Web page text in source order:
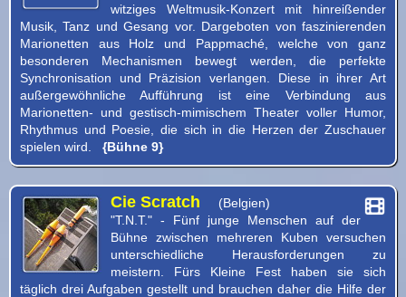
witziges Weltmusik-Konzert mit hinreißender
Musik, Tanz und Gesang vor. Dargeboten von faszinierenden
Marionetten aus Holz und Pappmaché, welche von ganz
besonderen Mechanismen bewegt werden, die perfekte
Synchronisation und Präzision verlangen. Diese in ihrer Art
außergewöhnliche Aufführung ist eine Verbindung aus
Marionetten- und gestisch-mimischem Theater voller Humor,
Rhythmus und Poesie, die sich in die Herzen der Zuschauer
spielen wird. {Bühne 9}
Cie Scratch
(Belgien)
"T.N.T." - Fünf junge Menschen auf der
Bühne zwischen mehreren Kuben versuchen
unterschiedliche Herausforderungen zu
meistern. Fürs Kleine Fest haben sie sich
täglich drei Aufgaben gestellt und brauchen daher die Hilfe der